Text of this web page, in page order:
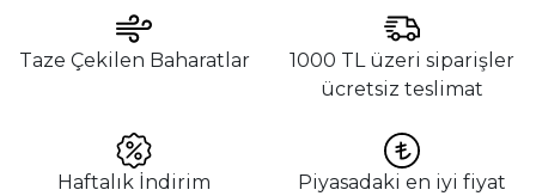
Taze Çekilen Baharatlar
1000 TL üzeri siparişler
ücretsiz teslimat
Haftalık İndirim
Piyasadaki en iyi fiyat